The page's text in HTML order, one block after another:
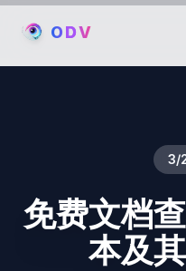
ODV
3/
免费文档
本及